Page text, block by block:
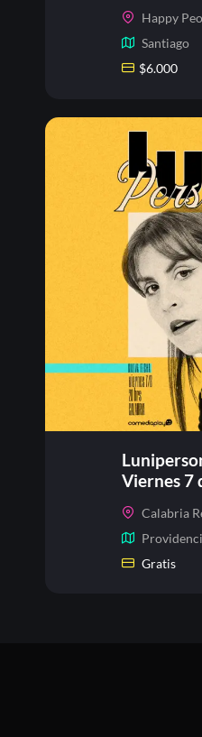
Happy
Santiago
$6.000
Viernes 7
Calabria
Gratis